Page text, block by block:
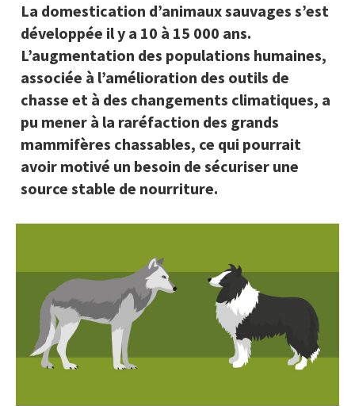
La domestication d’animaux sauvages s’est
développée il y a 10 à 15 000 ans.
L’augmentation des populations humaines,
associée à l’amélioration des outils de
chasse et à des changements climatiques, a
pu mener à la raréfaction des grands
mammifères chassables, ce qui pourrait
avoir motivé un besoin de sécuriser une
source stable de nourriture.